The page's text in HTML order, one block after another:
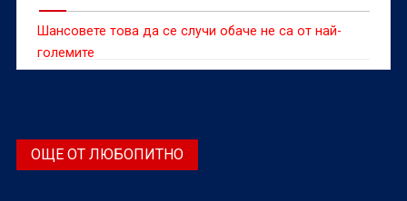
Шансовете това да се случи обаче не са от най-
големите
ОЩЕ ОТ ЛЮБОПИТНО